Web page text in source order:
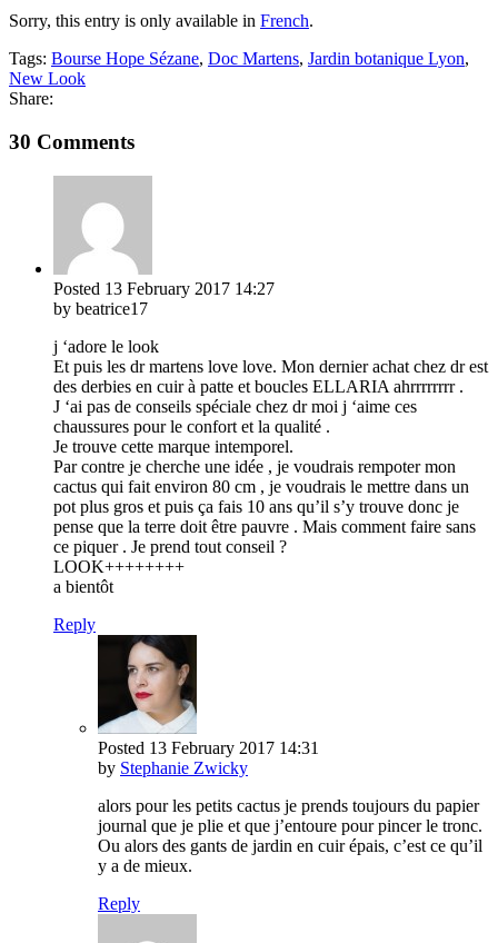
Sorry, this entry is only available in French.
Tags: Bourse Hope Sézane, Doc Martens, Jardin botanique Lyon,
New Look
Share:
30 Comments
Posted 13 February 2017 14:27
by beatrice17
j ‘adore le look
Et puis les dr martens love love. Mon dernier achat chez dr est
des derbies en cuir à patte et boucles ELLARIA ahrrrrrrrr .
J ‘ai pas de conseils spéciale chez dr moi j ‘aime ces
chaussures pour le confort et la qualité .
Je trouve cette marque intemporel.
Par contre je cherche une idée , je voudrais rempoter mon
cactus qui fait environ 80 cm , je voudrais le mettre dans un
pot plus gros et puis ça fais 10 ans qu’il s’y trouve donc je
pense que la terre doit être pauvre . Mais comment faire sans
ce piquer . Je prend tout conseil ?
LOOK++++++++
a bientôt
Reply
Posted 13 February 2017 14:31
by Stephanie Zwicky
alors pour les petits cactus je prends toujours du papier
journal que je plie et que j’entoure pour pincer le tronc.
Ou alors des gants de jardin en cuir épais, c’est ce qu’il
y a de mieux.
Reply